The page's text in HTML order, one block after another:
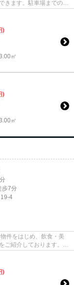
きます。駐車場までの距
)
㎡
)
㎡
歩7分
19-4
件をはじめ、飲食・美
ご紹介しております。
)